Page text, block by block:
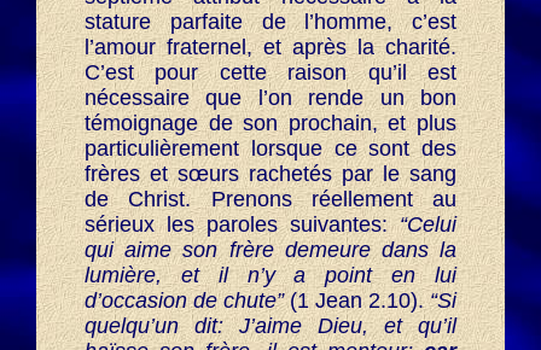
stature parfaite de l’homme, c’est
l’amour fraternel, et après la charité.
C’est pour cette raison qu’il est
nécessaire que l’on rende un bon
témoignage de son prochain, et plus
particulièrement lorsque ce sont des
frères et sœurs rachetés par le sang
de Christ. Prenons réellement au
sérieux les paroles suivantes:“Celui
qui aime son frère demeure dans la
lumière, et il n’y a point en lui
d’occasion de chute”(1 Jean 2.10).“Si
quelqu’un dit: J’aime Dieu, et qu’il